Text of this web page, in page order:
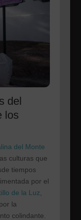
del
los
del Monte
culturas que
tiempos
por el
de la Luz
la
colindante.